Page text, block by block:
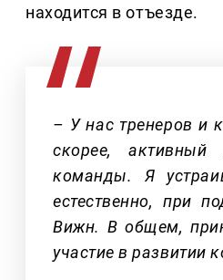
находится в отъезде.
– У нас тренеров и
скорее, активный
команды. Я
естественно, при
Вижн. В общем,
участие в развитии